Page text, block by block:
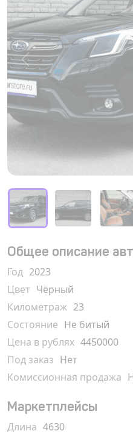
Общее описание
Год 2023
Цвет Чёрный
Километраж 23
Состояние Не битый
Цена в рублях 4450000
Под заказ Нет
Комиссионная продажа
Маркетплейсы
Длина 4630